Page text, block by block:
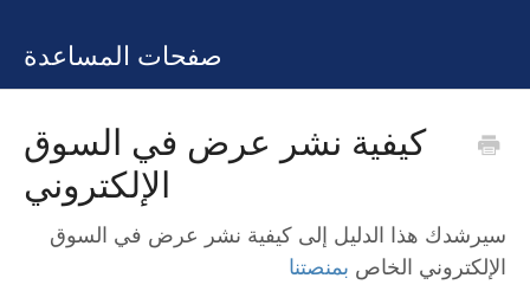
صفحات المساعدة
كيفية نشر عرض في السوق
الإلكتروني
سيرشدك هذا الدليل إلى كيفية نشر عرض في السوق
الإلكتروني الخاص بمنصتنا